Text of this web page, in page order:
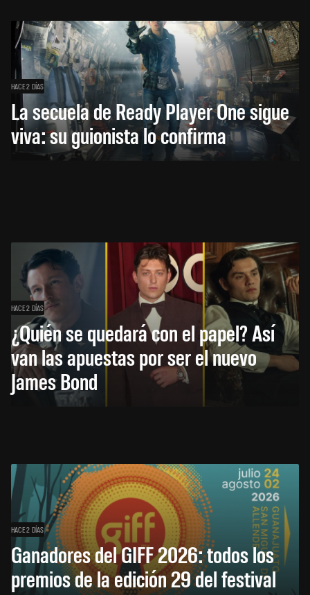
HACE 2 DÍAS
La secuela de Ready Player One sigue
viva: su guionista lo confirma
HACE 2 DÍAS
¿Quién se quedará con el papel? Así
van las apuestas por ser el nuevo
James Bond
HACE 2 DÍAS
Ganadores del GIFF 2026: todos los
premios de la edición 29 del festival